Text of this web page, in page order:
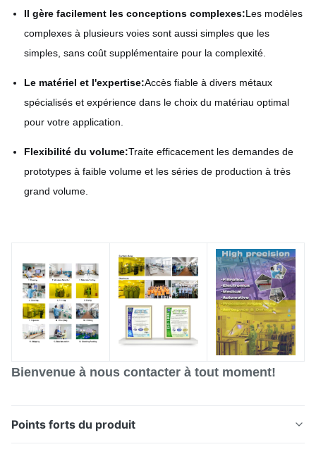
Il gère facilement les conceptions complexes:Les modèles
complexes à plusieurs voies sont aussi simples que les
simples, sans coût supplémentaire pour la complexité.
Le matériel et l'expertise:Accès fiable à divers métaux
spécialisés et expérience dans le choix du matériau optimal
pour votre application.
Flexibilité du volume:Traite efficacement les demandes de
prototypes à faible volume et les séries de production à très
grand volume.
Bienvenue à nous contacter à tout moment!
Points forts du produit